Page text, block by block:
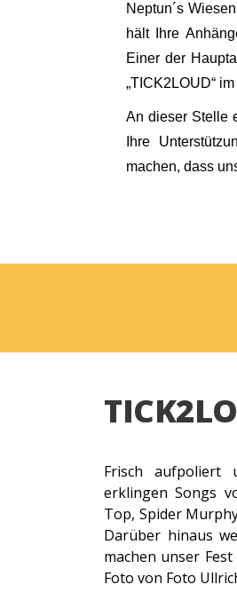
Neptun´s
hält Ihre
Einer der
„TICK2LOUD“
An dieser Stelle
Ihre
machen, dass
Frisch aufpoliert
erklingen Songs
Top, Spider
Darüber hinaus
machen unser Fest
Foto von Foto